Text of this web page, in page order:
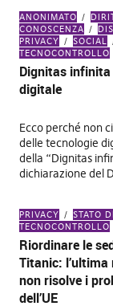
ANONIMATO
CONOSCENZA
PRIVACY
SOCIAL
TECNOCONTROLLO
Dignitas
digitale
Ecco perché non
delle tecnologie
della “Dignitas
dichiarazione del
PRIVACY
STATO
TECNOCONTROLLO
Riordinare le
Titanic: l’ultima
non risolve i
dell’UE